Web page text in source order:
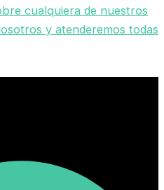
cualquiera de nuestros
y atenderemos todas